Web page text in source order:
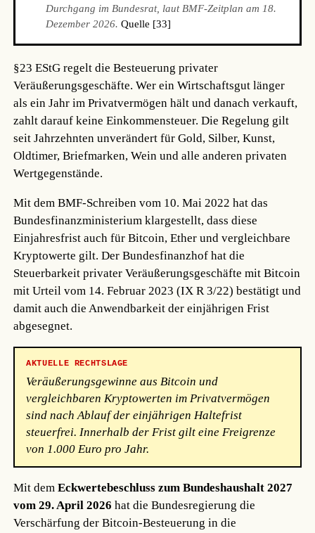
Durchgang im Bundesrat, laut BMF-Zeitplan am 18.
Dezember 2026. Quelle [33]
§23 EStG regelt die Besteuerung privater
Veräußerungsgeschäfte. Wer ein Wirtschaftsgut länger
als ein Jahr im Privatvermögen hält und danach verkauft,
zahlt darauf keine Einkommensteuer. Die Regelung gilt
seit Jahrzehnten unverändert für Gold, Silber, Kunst,
Oldtimer, Briefmarken, Wein und alle anderen privaten
Wertgegenstände.
Mit dem BMF-Schreiben vom 10. Mai 2022 hat das
Bundesfinanzministerium klargestellt, dass diese
Einjahresfrist auch für Bitcoin, Ether und vergleichbare
Kryptowerte gilt. Der Bundesfinanzhof hat die
Steuerbarkeit privater Veräußerungsgeschäfte mit Bitcoin
mit Urteil vom 14. Februar 2023 (IX R 3/22) bestätigt und
damit auch die Anwendbarkeit der einjährigen Frist
abgesegnet.
AKTUELLE RECHTSLAGE
Veräußerungsgewinne aus Bitcoin und
vergleichbaren Kryptowerten im Privatvermögen
sind nach Ablauf der einjährigen Haltefrist
steuerfrei. Innerhalb der Frist gilt eine Freigrenze
von 1.000 Euro pro Jahr.
Mit demEckwertebeschluss zum Bundeshaushalt 2027
vom 29. April 2026 hat die Bundesregierung die
Verschärfung der Bitcoin-Besteuerung in die